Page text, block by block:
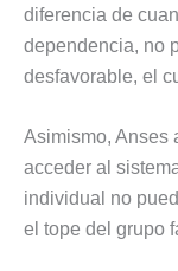
diferencia de
dependencia, no
desfavorable, el
Asimismo, Anses
acceder al
individual no
el tope del grupo